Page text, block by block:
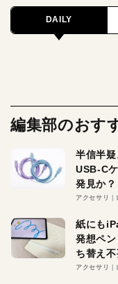
DAILY
編集部のおす
半信半
USB-C
発見か？
アクセサリ
紙にも
発想ペ
ち替え不
アクセサリ